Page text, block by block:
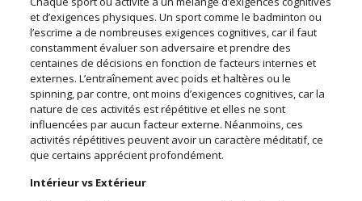
et d’exigences physiques. Un sport comme le badminton ou
l’escrime a de nombreuses exigences cognitives, car il faut
constamment évaluer son adversaire et prendre des
centaines de décisions en fonction de facteurs internes et
externes. L’entraînement avec poids et haltères ou le
spinning, par contre, ont moins d’exigences cognitives, car la
nature de ces activités est répétitive et elles ne sont
influencées par aucun facteur externe. Néanmoins, ces
activités répétitives peuvent avoir un caractère méditatif, ce
que certains apprécient profondément.
Intérieur vs Extérieur